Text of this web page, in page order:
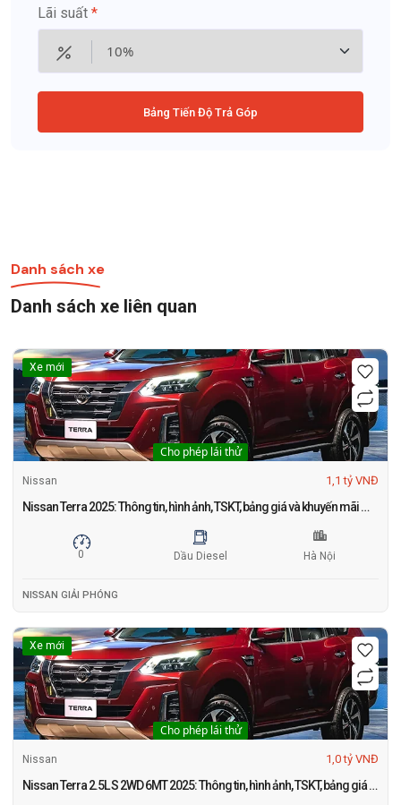
Lãi suất *
Bảng Tiến Độ Trả Góp
Danh sách xe
Danh sách xe liên quan
Xe mới
Cho phép lái thử
Nissan 1,1 tỷ VNĐ
Nissan Terra 2025: Thông tin, hình ảnh, TSKT, bảng giá và khuyến mãi mới nhất tháng 1
0 Dầu Diesel Hà Nội
NISSAN GIẢI PHÓNG
Xe mới
Cho phép lái thử
Nissan 1,0 tỷ VNĐ
Nissan Terra 2.5L S 2WD 6MT 2025: Thông tin, hình ảnh, TSKT, bảng giá và khuyến mãi mới nhất tháng 1